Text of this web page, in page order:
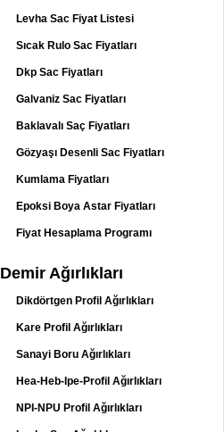
Levha Sac Fiyat Listesi
Sıcak Rulo Sac Fiyatları
Dkp Sac Fiyatları
Galvaniz Sac Fiyatları
Baklavalı Saç Fiyatları
Gözyaşı Desenli Sac Fiyatları
Kumlama Fiyatları
Epoksi Boya Astar Fiyatları
Fiyat Hesaplama Programı
Demir Ağırlıkları
Dikdörtgen Profil Ağırlıkları
Kare Profil Ağırlıkları
Sanayi Boru Ağırlıkları
Hea-Heb-Ipe-Profil Ağırlıkları
NPI-NPU Profil Ağırlıkları